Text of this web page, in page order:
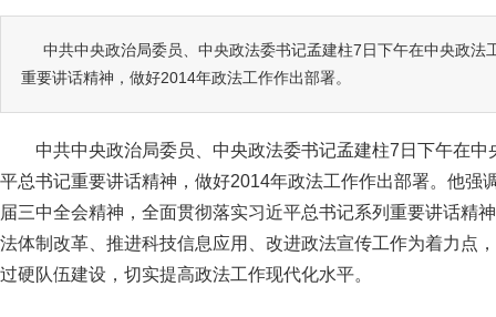
中共中央政治局委员、中央政法委书记孟建柱7日下午在中央政法
重要讲话精神，做好2014年政法工作作出部署。
中共中央政治局委员、中央政法委书记孟建柱7日下午在
平总书记重要讲话精神，做好2014年政法工作作出部署。他强
届三中全会精神，全面贯彻落实习近平总书记系列重要讲话精
法体制改革、推进科技信息应用、改进政法宣传工作为着力点
过硬队伍建设，切实提高政法工作现代化水平。